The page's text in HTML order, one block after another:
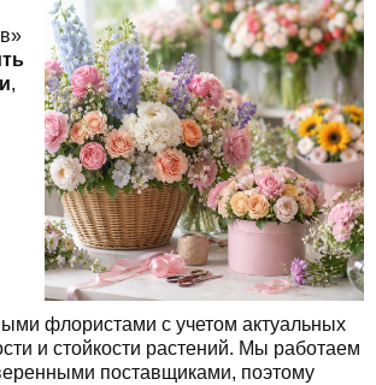
,
флористами с учетом актуальных
и стойкости растений. Мы работаем
поставщиками, поэтому